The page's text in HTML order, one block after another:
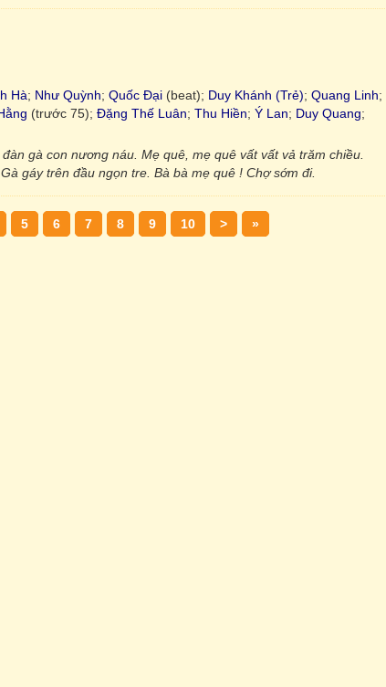
Hà; Như Quỳnh; Quốc Đại (beat); Duy Khánh (Trẻ); Quang Linh;
(trước 75); Đặng Thế Luân; Thu Hiền; Ý Lan; Duy Quang;
gà con nương náu. Mẹ quê, mẹ quê vất vất vả trăm chiều.
gáy trên đầu ngọn tre. Bà bà mẹ quê ! Chợ sớm đi.
5 6 7 8 9 10 > »